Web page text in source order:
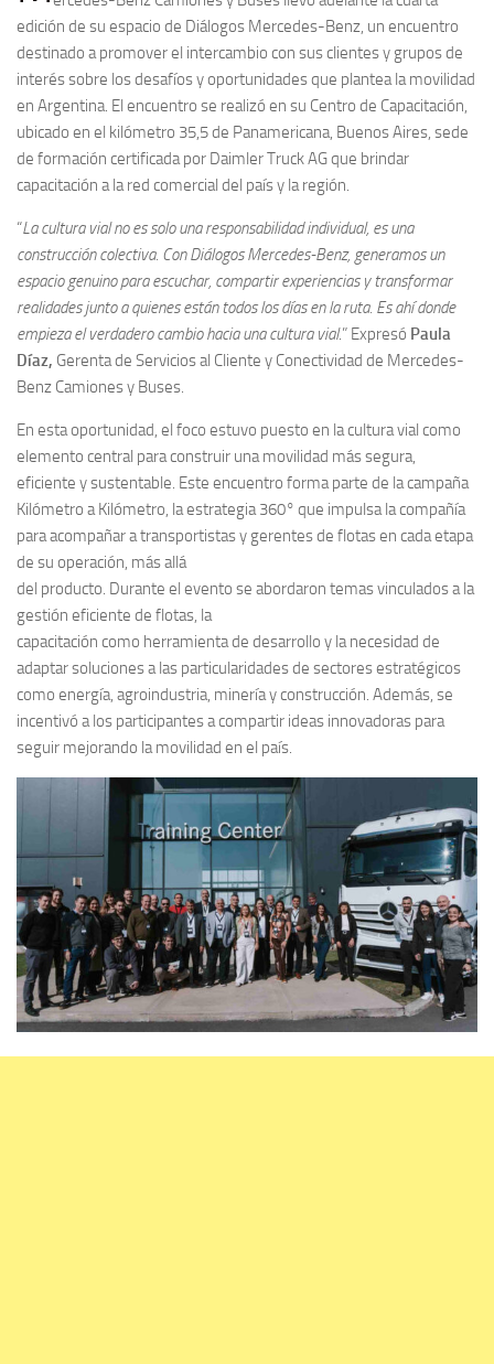
edición de su espacio de Diálogos Mercedes-Benz, un encuentro
destinado a promover el intercambio con sus clientes y grupos de
interés sobre los desafíos y oportunidades que plantea la movilidad
en Argentina. El encuentro se realizó en su Centro de Capacitación,
ubicado en el kilómetro 35,5 de Panamericana, Buenos Aires, sede
de formación certificada por Daimler Truck AG que brindar
capacitación a la red comercial del país y la región.
“La cultura vial no es solo una responsabilidad individual, es una
construcción colectiva. Con Diálogos Mercedes-Benz, generamos un
espacio genuino para escuchar, compartir experiencias y transformar
realidades junto a quienes están todos los días en la ruta. Es ahí donde
empieza el verdadero cambio hacia una cultura vial.” Expresó Paula
Díaz, Gerenta de Servicios al Cliente y Conectividad de Mercedes-
Benz Camiones y Buses.
En esta oportunidad, el foco estuvo puesto en la cultura vial como
elemento central para construir una movilidad más segura,
eficiente y sustentable. Este encuentro forma parte de la campaña
Kilómetro a Kilómetro, la estrategia 360° que impulsa la compañía
para acompañar a transportistas y gerentes de flotas en cada etapa
de su operación, más allá
del producto. Durante el evento se abordaron temas vinculados a la
gestión eficiente de flotas, la
capacitación como herramienta de desarrollo y la necesidad de
adaptar soluciones a las particularidades de sectores estratégicos
como energía, agroindustria, minería y construcción. Además, se
incentivó a los participantes a compartir ideas innovadoras para
seguir mejorando la movilidad en el país.